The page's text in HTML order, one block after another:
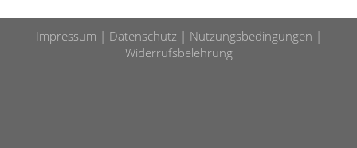
Impressum Datenschutz
Nutzungsbedingungen
Widerrufsbelehrung